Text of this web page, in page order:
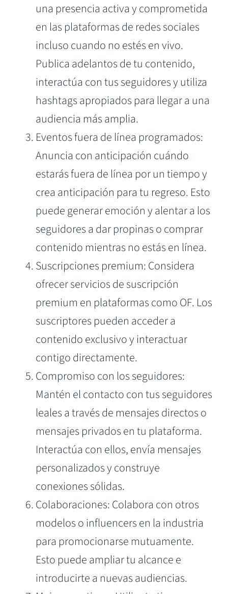
una presencia activa y comprometida
en las plataformas de redes sociales
incluso cuando no estés en vivo.
Publica adelantos de tu contenido,
interactúa con tus seguidores y utiliza
hashtags apropiados para llegar a una
audiencia más amplia.
Eventos fuera de línea programados:
Anuncia con anticipación cuándo
estarás fuera de línea por un tiempo y
crea anticipación para tu regreso. Esto
puede generar emoción y alentar a los
seguidores a dar propinas o comprar
contenido mientras no estás en línea.
Suscripciones premium: Considera
ofrecer servicios de suscripción
premium en plataformas como OF. Los
suscriptores pueden acceder a
contenido exclusivo y interactuar
contigo directamente.
Compromiso con los seguidores:
Mantén el contacto con tus seguidores
leales a través de mensajes directos o
mensajes privados en tu plataforma.
Interactúa con ellos, envía mensajes
personalizados y construye
conexiones sólidas.
Colaboraciones: Colabora con otros
modelos o influencers en la industria
para promocionarse mutuamente.
Esto puede ampliar tu alcance e
introducirte a nuevas audiencias.